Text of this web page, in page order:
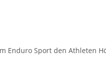
Enduro Sport den Athleten